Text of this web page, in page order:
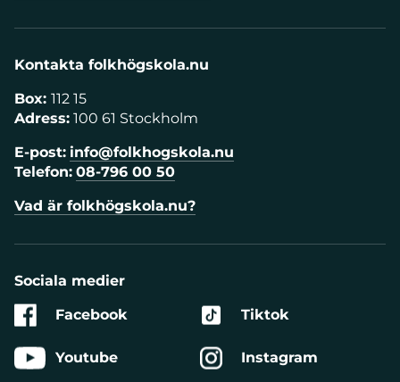
Kontakta folkhögskola.nu
Box: 112 15
Adress: 100 61 Stockholm
E-post: info@folkhogskola.nu
Telefon: 08-796 00 50
Vad är folkhögskola.nu?
Sociala medier
Facebook
Youtube
Tiktok
Instagram